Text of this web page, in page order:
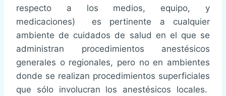
respecto a los medios, equipo, y
medicaciones) es pertinente a cualquier
ambiente de cuidados de salud en el que se
administran procedimientos anestésicos
generales o regionales, pero no en ambientes
donde se realizan procedimientos superficiales
que sólo involucran los anestésicos locales.